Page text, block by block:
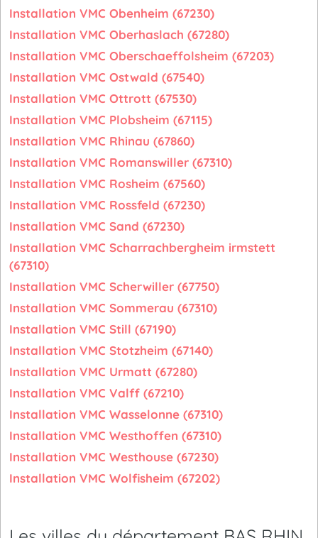
Installation VMC Obenheim (67230)
Installation VMC Oberhaslach (67280)
Installation VMC Oberschaeffolsheim (67203)
Installation VMC Ostwald (67540)
Installation VMC Ottrott (67530)
Installation VMC Plobsheim (67115)
Installation VMC Rhinau (67860)
Installation VMC Romanswiller (67310)
Installation VMC Rosheim (67560)
Installation VMC Rossfeld (67230)
Installation VMC Sand (67230)
Installation VMC Scharrachbergheim irmstett
(67310)
Installation VMC Scherwiller (67750)
Installation VMC Sommerau (67310)
Installation VMC Still (67190)
Installation VMC Stotzheim (67140)
Installation VMC Urmatt (67280)
Installation VMC Valff (67210)
Installation VMC Wasselonne (67310)
Installation VMC Westhoffen (67310)
Installation VMC Westhouse (67230)
Installation VMC Wolfisheim (67202)